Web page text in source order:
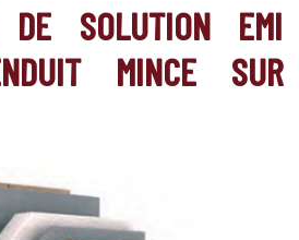
SOLUTION EMI
MINCE SUR